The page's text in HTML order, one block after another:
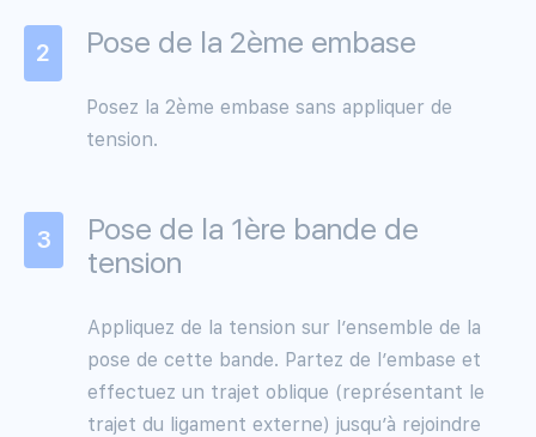
2 Pose de la 2ème embase
Posez la 2ème embase sans appliquer de
tension.
3
Pose de la 1ère bande de
tension
Appliquez de la tension sur l’ensemble de la
pose de cette bande. Partez de l’embase et
effectuez un trajet oblique (représentant le
trajet du ligament externe) jusqu’à rejoindre